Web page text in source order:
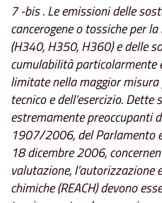
7 -bis . Le emissioni delle
cancerogene o tossiche per
(H340, H350, H360) e delle
cumulabilità particolarmente
limitate nella maggior
tecnico e dell’esercizio.
estremamente preoccupanti
1907/2006, del Parlamento
18 dicembre 2006,
valutazione,
chimiche (REACH) devono